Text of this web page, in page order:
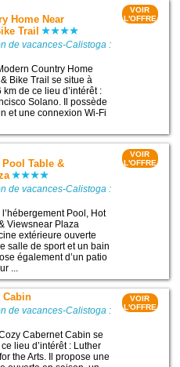
Home Near
Trail
de vacances-Calistoga :
Country Home
Bike Trail se situe à
de ce lieu d’intérêt :
Solano. Il possède
et une connexion Wi-Fi
VOIR
L'OFFRE
Table &
de vacances-Calistoga :
Pool, Hot
Viewsnear Plaza
extérieure ouverte
salle de sport et un bain
également d’un patio
...
VOIR
L'OFFRE
Cabin
de vacances-Calistoga :
Cabernet Cabin se
lieu d’intérêt : Luther
the Arts. Il propose une
VOIR
L'OFFRE